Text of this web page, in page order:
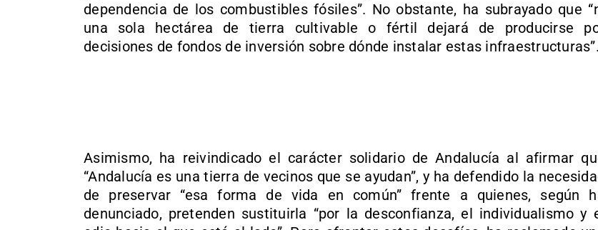
dependencia de los combustibles fósiles”. No obstante, ha subrayado que
una sola hectárea de tierra cultivable o fértil dejará de producirse
decisiones de fondos de inversión sobre dónde instalar estas infraestructuras”.
Asimismo, ha reivindicado el carácter solidario de Andalucía al afirmar
“Andalucía es una tierra de vecinos que se ayudan”, y ha defendido la
de preservar “esa forma de vida en común” frente a quienes, según
denunciado, pretenden sustituirla “por la desconfianza, el individualismo y